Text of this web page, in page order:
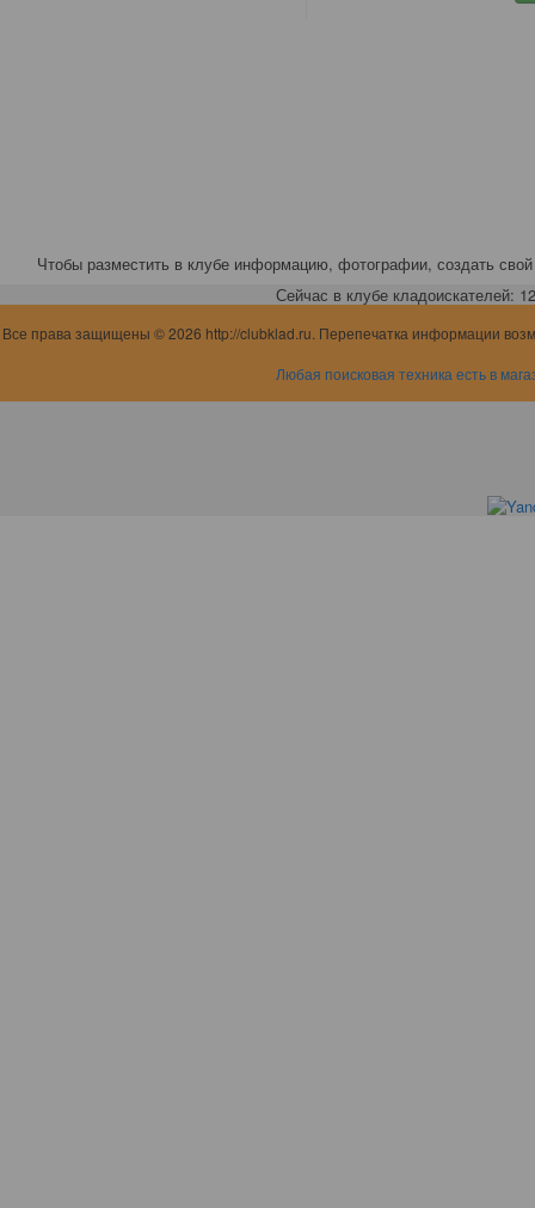
Чтобы разместить в клубе информацию, фотографии, создать свой
Сейчас в клубе кладоискателей:
Все права защищены © 2026 http://clubklad.ru. Перепечатка информации
Любая поисковая техника есть в